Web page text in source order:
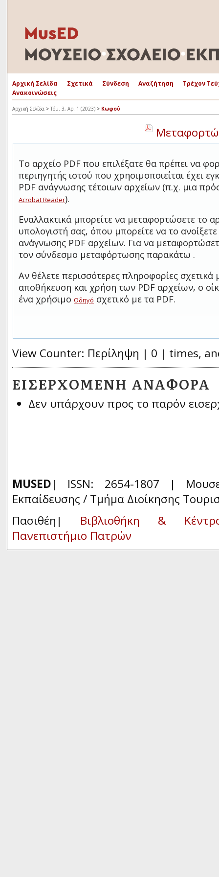
Αρχική Σελίδα Σχετικά Σύνδεση Αναζήτηση
Τρέχον
Ανακοινώσεις
Αρχική Σελίδα > Τόμ. 3, Αρ. 1 (2023) > Κωφού
Το αρχείο PDF που επιλέξατε θα πρέπει να
περιηγητής ιστού που χρησιμοποιείται έχει
PDF ανάγνωσης τέτοιων αρχείων (π.χ. μια
Acrobat Reader).
Εναλλακτικά μπορείτε να μεταφορτώσετε το
υπολογιστή σας, όπου μπορείτε να το
ανάγνωσης PDF αρχείων. Για να
τον σύνδεσμο μεταφόρτωσης παρακάτω .
Αν θέλετε περισσότερες πληροφορίες
αποθήκευση και χρήση των PDF αρχείων, ο
ένα χρήσιμο Οδηγό σχετικό με τα PDF.
View Counter: Περίληψη | 0 | times,
ΕΙΣΕΡΧΌΜΕΝΗ ΑΝΑΦΟΡΆ
Δεν υπάρχουν προς το παρόν
MUSED| ISSN: 2654-1807 |
Εκπαίδευσης / Τμήμα Διοίκησης
Πασιθέη| Βιβλιοθήκη &
Πανεπιστήμιο Πατρών